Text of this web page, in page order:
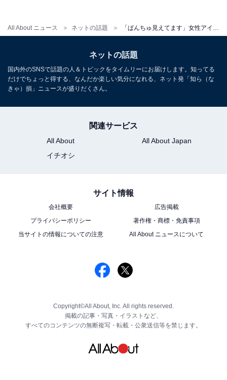
All About ニュース ネットの話題
ネットの話題
国内外のSNSで話題の人＆トピックをタイムリーにお届けします。知ってる
だけでちょっと得する、なんだか楽しい気分になれる、ネット発「知ら（な
きゃ）損」ニュースが盛りだくさん。
関連サービス
All About
All About Japan
イチオシ
サイト情報
会社概要
広告掲載
プライバシーポリシー
著作権・商標・免責事項
当サイトの情報についての注意
All About ニュースについて
Copyright©All About, Inc. All rights reserved.
掲載の記事・写真・イラストなど、
すべてのコンテンツの無断複写・転載・公衆送信等を禁じます。